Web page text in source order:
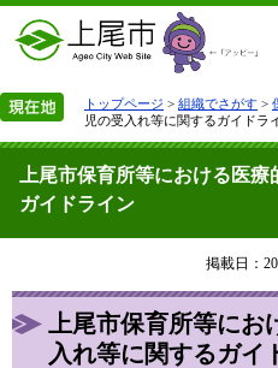
トップページ > 組織でさがす >
児の受入れ等に関するガイドラ
上尾市保育所等における医
ガイドライン
掲載日：
上尾市保育所等にお
入れ等に関するガイ